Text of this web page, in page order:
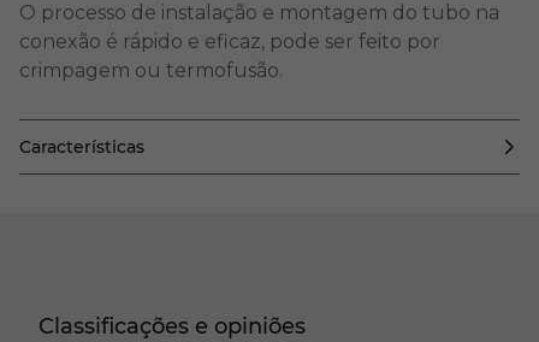
O processo de instalação e montagem do tubo na
conexão é rápido e eficaz, pode ser feito por
crimpagem ou termofusão.
Características
Classificações e opiniões